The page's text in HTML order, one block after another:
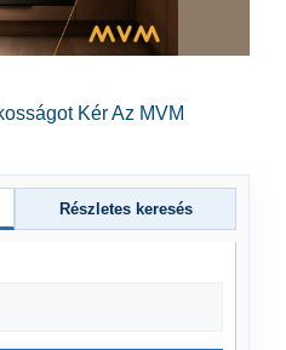
Kér Az MVM
Részletes keresés